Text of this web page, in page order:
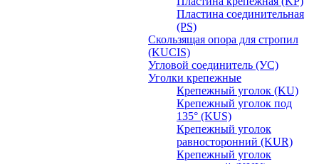
Пластина соединительная
(PS)
Скользящая опора для стропил
(KUCIS)
Угловой соединитель (УС)
Уголки крепежныe
Крепежный уголок (KU)
Крепежный уголок под
135° (KUS)
Крепежный уголок
равносторонний (KUR)
Крепежный уголок